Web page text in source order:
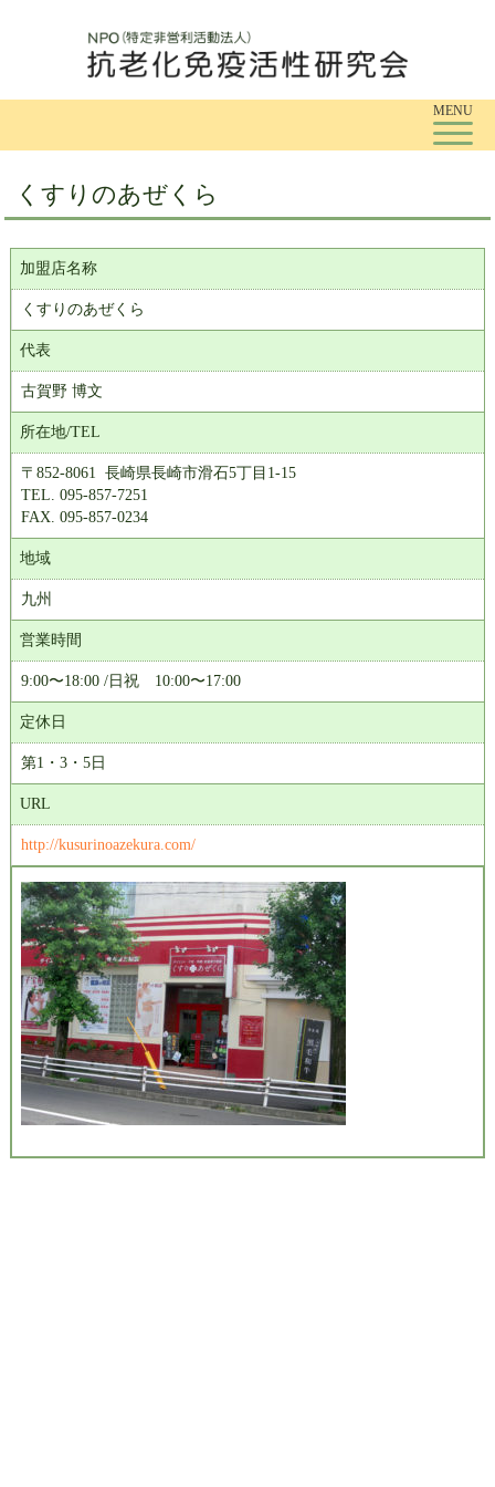
MENU
くすりのあぜくら
加盟店名称
くすりのあぜくら
代表
古賀野 博文
所在地/TEL
〒852-8061 長崎県長崎市滑石5丁目1-15
TEL. 095-857-7251
FAX. 095-857-0234
地域
九州
営業時間
9:00〜18:00 /日祝 10:00〜17:00
定休日
第1・3・5日
URL
http://kusurinoazekura.com/